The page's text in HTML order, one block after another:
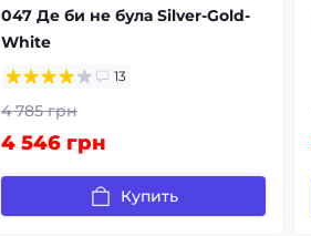
047 Де би не була Silver-Gold-
White
13
4 785 грн
4 546 грн
Купить